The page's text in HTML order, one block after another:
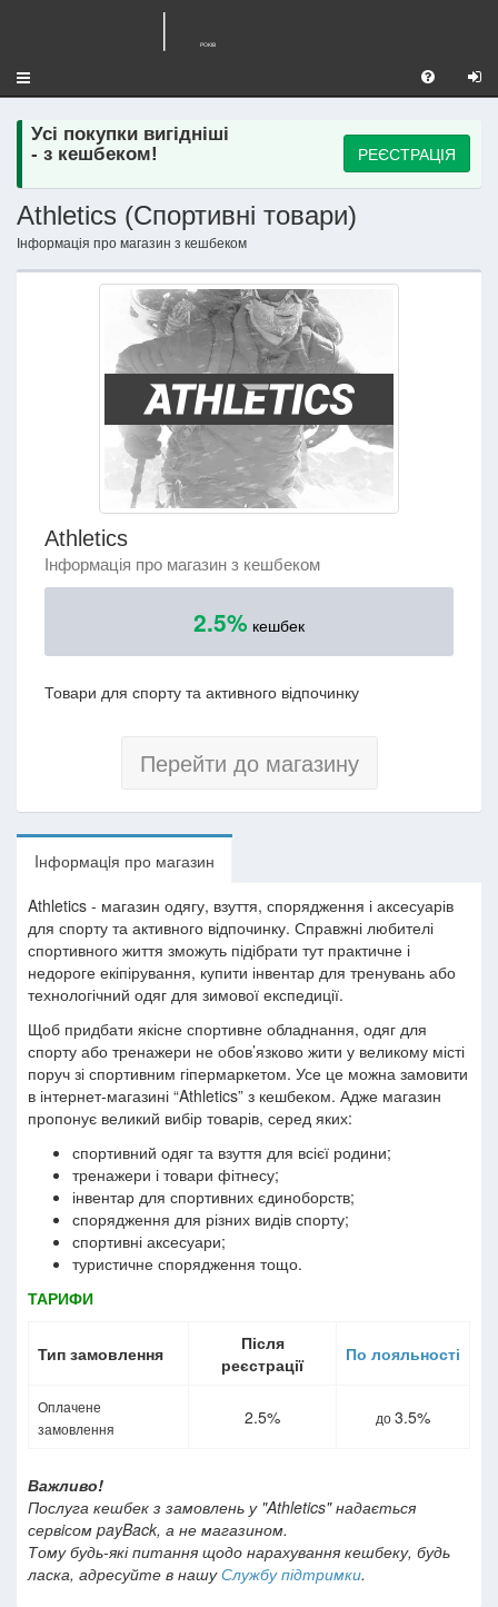
Toggle
navigation
Усі покупки вигідніші
- з кешбеком!
РЕЄСТРАЦІЯ
Athletics (Спортивні товари)
Інформація про магазин з кешбеком
Athletics
Інформація про магазин з кешбеком
2.5% кешбек
Товари для спорту та активного відпочинку
Перейти до магазину
Iнформацiя про магазин
Athletics - магазин одягу, взуття, спорядження і аксесуарів
для спорту та активного відпочинку. Справжні любителі
спортивного життя зможуть підібрати тут практичне і
недороге екіпірування, купити інвентар для тренувань або
технологічний одяг для зимової експедиції.
Щоб придбати якісне спортивне обладнання, одяг для
спорту або тренажери не обов’язково жити у великому місті
поруч зі спортивним гіпермаркетом. Усе це можна замовити
в інтернет-магазині “Athletics” з кешбеком. Адже магазин
пропонує великий вибір товарів, серед яких:
спортивний одяг та взуття для всієї родини;
тренажери і товари фітнесу;
інвентар для спортивних єдиноборств;
спорядження для різних видів спорту;
спортивні аксесуари;
туристичне спорядження тощо.
ТАРИФИ
Тип замовлення
Після
реєстрації
По лояльності
Оплачене
замовлення
2.5% до3.5%
Важливо!
Послуга кешбек з замовлень у "Athletics" надається
сервiсом payBack, а не магазином.
Тому будь-які питання щодо нарахування кешбеку, будь
ласка, адресуйте в нашуСлужбу підтримки.